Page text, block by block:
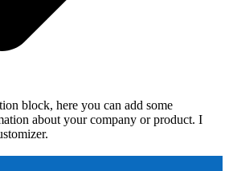
block, here you can add some
about your company or product. I